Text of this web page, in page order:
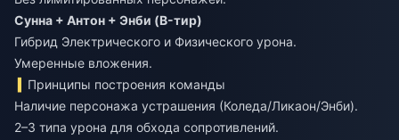
Сунна + Антон + Энби (B-тир)
Гибрид Электрического и Физического урона.
Умеренные вложения.
Принципы построения команды
Наличие персонажа устрашения (Коледа/Ликаон/Энби).
2–3 типа урона для обхода сопротивлений.